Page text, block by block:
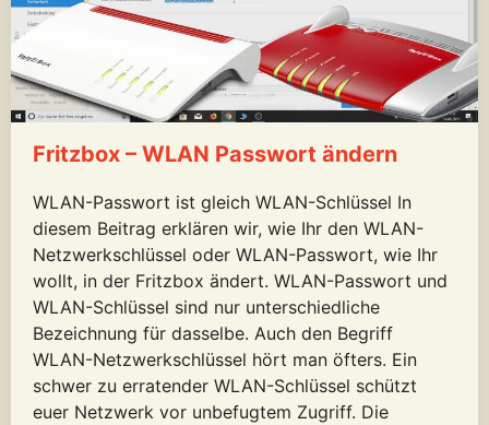
Fritzbox – WLAN Passwort ändern
WLAN-Passwort ist gleich WLAN-Schlüssel In
diesem Beitrag erklären wir, wie Ihr den WLAN-
Netzwerkschlüssel oder WLAN-Passwort, wie Ihr
wollt, in der Fritzbox ändert. WLAN-Passwort und
WLAN-Schlüssel sind nur unterschiedliche
Bezeichnung für dasselbe. Auch den Begriff
WLAN-Netzwerkschlüssel hört man öfters. Ein
schwer zu erratender WLAN-Schlüssel schützt
euer Netzwerk vor unbefugtem Zugriff. Die